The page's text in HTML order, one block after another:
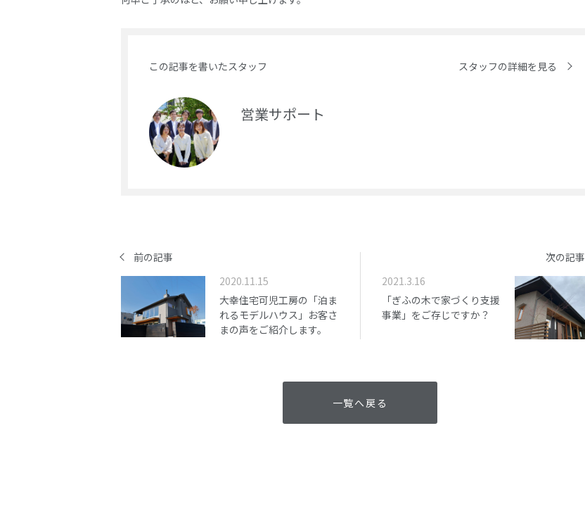
この記事を書いたスタッフ スタッフの詳細を見る
営業サポート
前の記事
2020.11.15
大幸住宅可児工房の「泊ま
れるモデルハウス」お客さ
まの声をご紹介します。
次の記事
2021.3.16
「ぎふの木で家づくり支援
事業」をご存じですか？
一覧へ戻る